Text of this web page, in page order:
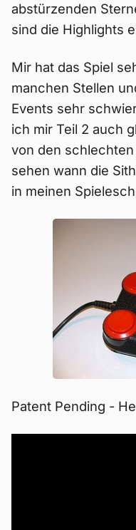
abstürzenden
sind die Highlights
Mir hat das Spiel
manchen Stellen
Events sehr
ich mir Teil 2 auch
von den
sehen wann die
in meinen
Patent Pending -